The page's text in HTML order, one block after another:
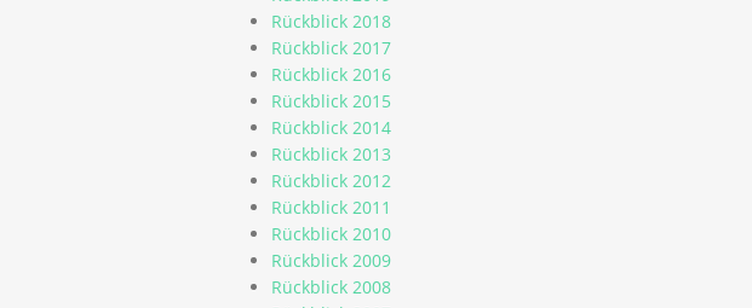
Rückblick 2018
Rückblick 2017
Rückblick 2016
Rückblick 2015
Rückblick 2014
Rückblick 2013
Rückblick 2012
Rückblick 2011
Rückblick 2010
Rückblick 2009
Rückblick 2008